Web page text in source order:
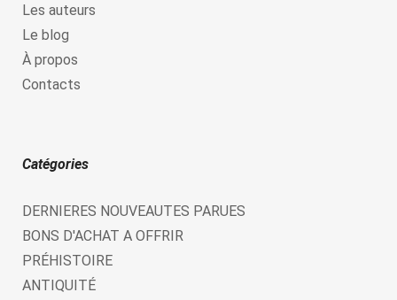
Les auteurs
Le blog
À propos
Contacts
Catégories
DERNIERES NOUVEAUTES PARUES
BONS D'ACHAT A OFFRIR
PRÉHISTOIRE
ANTIQUITÉ